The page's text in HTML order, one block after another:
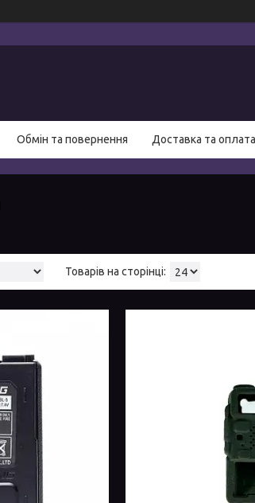
Обмін та повернення Доставка та оплата